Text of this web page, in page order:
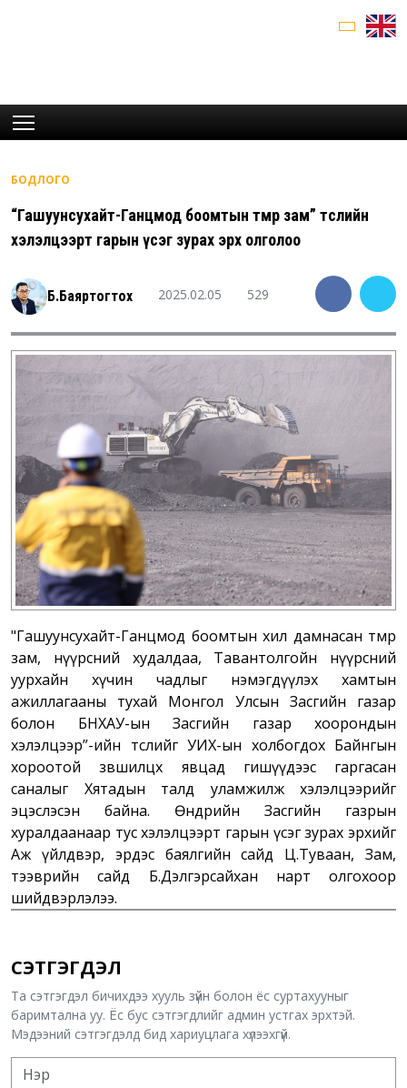
БОДЛОГО
“Гашуунсухайт-Ганцмод боомтын төмөр зам” төслийн
хэлэлцээрт гарын үсэг зурах эрх олголоо
Б.Баяртогтох 2025.02.05 529
"Гашуунсухайт-Ганцмод боомтын хил дамнасан төмөр
зам, нүүрсний худалдаа, Тавантолгойн нүүрсний
уурхайн хүчин чадлыг нэмэгдүүлэх хамтын
ажиллагааны тухай Монгол Улсын Засгийн газар
болон БНХАУ-ын Засгийн газар хоорондын
хэлэлцээр”-ийн төслийг УИХ-ын холбогдох Байнгын
хороотой зөвшилцөх явцад гишүүдээс гаргасан
саналыг Хятадын талд уламжилж хэлэлцээрийг
эцэслэсэн байна. Өнөөдрийн Засгийн газрын
хуралдаанаар тус хэлэлцээрт гарын үсэг зурах эрхийг
Аж үйлдвэр, эрдэс баялгийн сайд Ц.Туваан, Зам,
тээврийн сайд Б.Дэлгэрсайхан нарт олгохоор
шийдвэрлэлээ.
СЭТГЭГДЭЛ
Та сэтгэгдэл бичихдээ хууль зүйн болон ёс суртахууныг
баримтална уу. Ёс бус сэтгэгдлийг админ устгах эрхтэй.
Мэдээний сэтгэгдэлд бид хариуцлага хүлээхгүй.